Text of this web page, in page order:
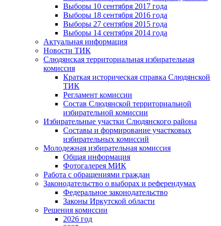
Выборы 10 сентября 2017 года
Выборы 18 сентября 2016 года
Выборы 27 сентября 2015 года
Выборы 14 сентября 2014 года
Актуальная информация
Новости ТИК
Слюдянская территориальная избирательная
комиссия
Краткая историческая справка Слюдянской
ТИК
Регламент комиссии
Состав Слюдянской территориальной
избирательной комиссии
Избирательные участки Слюдянского района
Составы и формирование участковых
избирательных комиссий
Молодежная избирательная комиссия
Общая информация
Фотогалерея МИК
Работа с обращениями граждан
Законодательство о выборах и референдумах
Федеральное законодательство
Законы Иркутской области
Решения комиссии
2026 год